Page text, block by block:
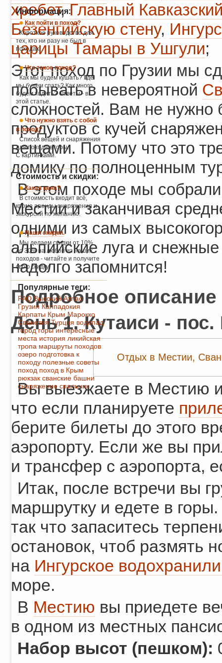
хребет,Главный
Безенгийскую стену,
царицы Тамары в Ушгули;
Этот поход по Грузии мы
побывать в невероятной
сложностей. Вам не нужно
продуктов с кучей
вещами. Потому что это
домику по полноценным
В этом походе мы
Местии и заканчивая
одними из самых
альпийские луга и
надолго запомнится!
Подробное описание
День 1. Кутаиси -
Отдых в Местии,
Вы выезжаете в Местию
что если планируете
берите билеты до этого
аэропорту. Если же вы
и трансфер с аэропорта,
Итак, после встречи вы
маршрутку и едете в
так что запаситесь
остановок, чтоб размять
на Ингурское
море.
В Местию вы приедете
в одном из местных
Набор высот (пешком):
Информация:
Как пойти в поход?
Короткое руководство для
тех, кто ни разу не был в
походах.
Что такое поход?
Как мы будем кушать? Где
мы будем спать? Как много
будем ходить? Ответы - в
этой статье.
Что нужно взять с собой
в поход?
Список вещей и снаряжения
для похода в горы.
С картинками.
Стоимость и скидки:
Какая цена?
В стоимость входит всё,
кроме аренды снаряжения и
экскурсий по желанию.
Наши скидки.
Мы делаем скидки от 10%
до 30% на любой из наших
походов - читайте и получите
свою скидку!
Популярные теги:
FAQ Высокий Атлас
Грузия Каппадокия
Карпаты Крым Марокко
Сванетия Турция водопад
город горы интересные
места история ликийская
тропа маршруты походов
озеро подготовка к
походу полезные советы
поход поход в Крым
рюкзак сванские башни
снаряжение спальник